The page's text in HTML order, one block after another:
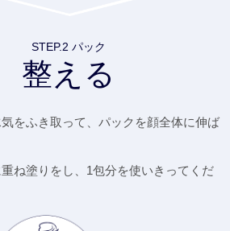
STEP.2 パック
整える
をふき取って、パックを顔全体に伸ば
ね塗りをし、1包分を使いきってくだ